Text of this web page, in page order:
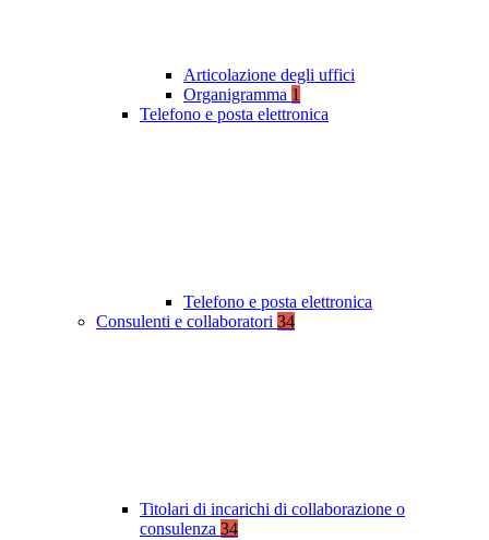
Articolazione degli uffici
Organigramma 1
Telefono e posta elettronica
Telefono e posta elettronica
Consulenti e collaboratori 34
Titolari di incarichi di collaborazione o
consulenza 34